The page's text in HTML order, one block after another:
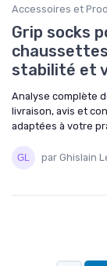
Accessoires et
Grip socks
stabilité et
Analyse complète
livraison, avis et
adaptées à votre
par Ghislain